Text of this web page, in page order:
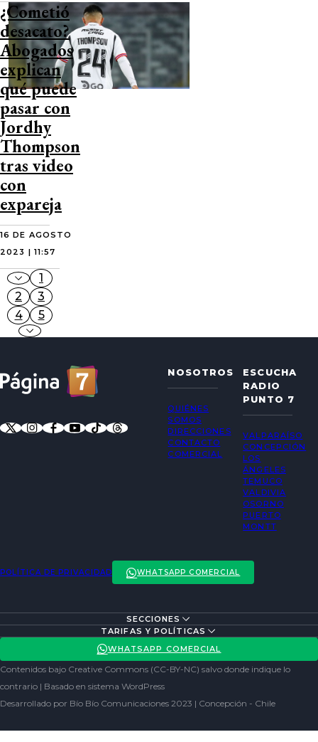
¿Cometió
desacato?
Abogados
explican
qué puede
pasar con
Jordhy
Thompson
tras video
con
expareja
16 DE AGOSTO
2023 | 11:57
1
2
3
4
5
NOSOTROS
QUIÉNES
SOMOS
DIRECCIONES
CONTACTO
COMERCIAL
ESCUCHA
RADIO
PUNTO 7
VALPARAÍSO
CONCEPCIÓN
LOS
ÁNGELES
TEMUCO
VALDIVIA
OSORNO
PUERTO
MONTT
POLÍTICA DE PRIVACIDAD WHATSAPP COMERCIAL
SECCIONES
ACTUALIDAD
REDES SOCIALES
TARIFAS Y POLÍTICAS
POLÍTICA DE PRIVACIDAD
WHATSAPP COMERCIAL
Contenidos bajo Creative Commons (CC-BY-NC) salvo donde indique lo
contrario | Basado en sistema WordPress
Desarrollado por Bío Bío Comunicaciones 2023 | Concepción - Chile